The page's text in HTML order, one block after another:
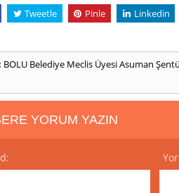
Tweetle Pinle Linkedin
BOLU Belediye Meclis Üyesi Asuman
YORUM YAZIN